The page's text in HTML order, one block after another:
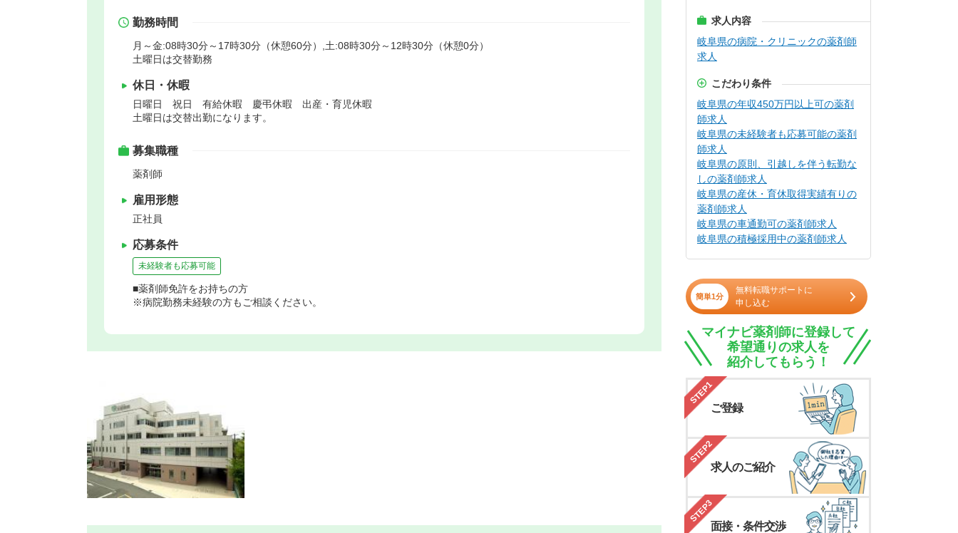
勤務時間
月～金:08時30分～17時30分（休憩60分）,土:08時30分～12時30分（休憩0分）
土曜日は交替勤務
休日・休暇
日曜日 祝日 有給休暇 慶弔休暇 出産・育児休暇
土曜日は交替出勤になります。
募集職種
薬剤師
雇用形態
正社員
応募条件
未経験者も応募可能
■薬剤師免許をお持ちの方
※病院勤務未経験の方もご相談ください。
求人内容
岐阜県の病院・クリニックの薬剤師
求人
こだわり条件
岐阜県の年収450万円以上可の薬剤
師求人
岐阜県の未経験者も応募可能の薬剤
師求人
岐阜県の原則、引越しを伴う転勤な
しの薬剤師求人
岐阜県の産休・育休取得実績有りの
薬剤師求人
岐阜県の車通勤可の薬剤師求人
岐阜県の積極採用中の薬剤師求人
簡単1分
無料転職サポートに
申し込む
マイナビ薬剤師に登録して
希望通りの求人を
紹介してもらう！
STEP1
ご登録
STEP2
求人のご紹介
STEP3
面接・条件交渉